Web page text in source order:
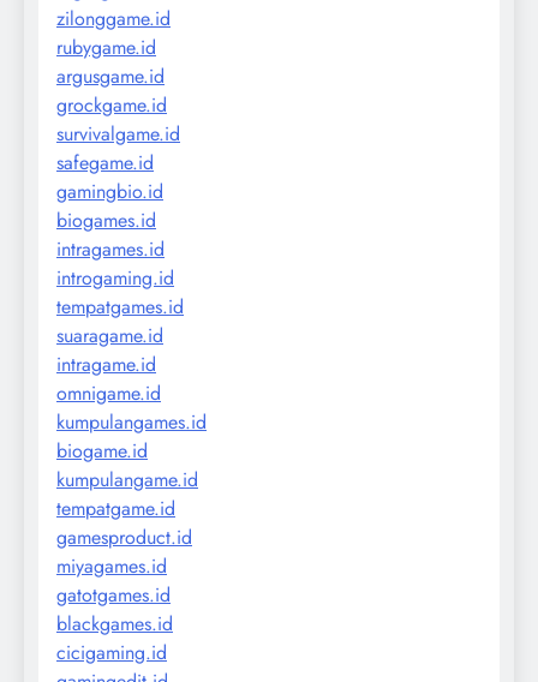
zilonggame.id
rubygame.id
argusgame.id
grockgame.id
survivalgame.id
safegame.id
gamingbio.id
biogames.id
intragames.id
introgaming.id
tempatgames.id
suaragame.id
intragame.id
omnigame.id
kumpulangames.id
biogame.id
kumpulangame.id
tempatgame.id
gamesproduct.id
miyagames.id
gatotgames.id
blackgames.id
cicigaming.id